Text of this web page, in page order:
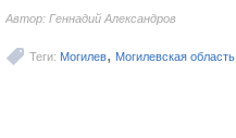
Автор: Геннадий Александров
Теги: Могилев, Могилевская область